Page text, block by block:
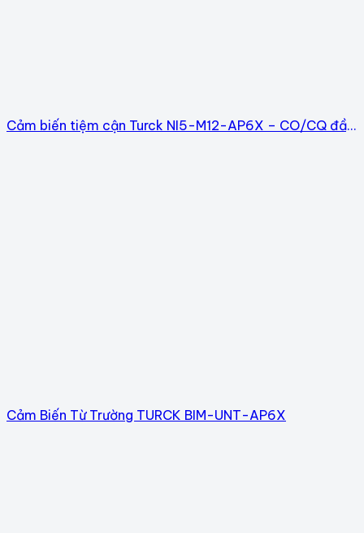
Cảm biến tiệm cận Turck NI5-M12-AP6X – CO/CQ đầy
Cảm Biến Từ Trường TURCK BIM-UNT-AP6X